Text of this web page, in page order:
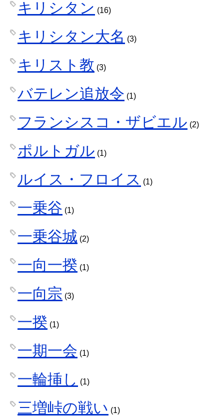
キリシタン (16)
キリシタン大名 (3)
キリスト教 (3)
バテレン追放令 (1)
フランシスコ・ザビエル (2)
ポルトガル (1)
ルイス・フロイス (1)
一乗谷 (1)
一乗谷城 (2)
一向一揆 (1)
一向宗 (3)
一揆 (1)
一期一会 (1)
一輪挿し (1)
三増峠の戦い (1)